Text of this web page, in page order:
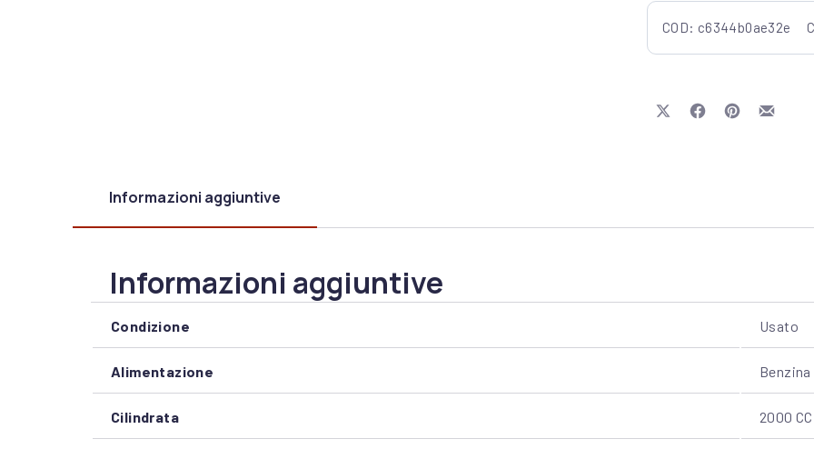
COD: c6344b0ae32e
Share on XShare on Facebook
Share onShare
Informazioni aggiuntive
Informazioni aggiuntive
Condizione Usato
Alimentazione Benzina
Cilindrata 2000 CC